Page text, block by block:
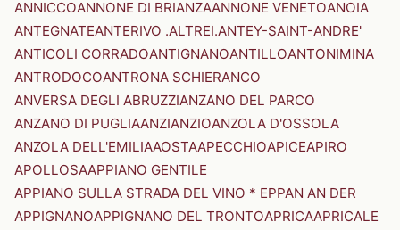
ANNICCOANNONE DI BRIANZAANNONE VENETOANOIA
ANTEGNATEANTERIVO .ALTREI.ANTEY-SAINT-ANDRE'
ANTICOLI CORRADOANTIGNANOANTILLOANTONIMINA
ANTRODOCOANTRONA SCHIERANCO
ANVERSA DEGLI ABRUZZIANZANO DEL PARCO
ANZANO DI PUGLIAANZIANZIOANZOLA D'OSSOLA
ANZOLA DELL'EMILIAAOSTAAPECCHIOAPICEAPIRO
APOLLOSAAPPIANO GENTILE
APPIANO SULLA STRADA DEL VINO * EPPAN AN DER
APPIGNANOAPPIGNANO DEL TRONTOAPRICAAPRICALE